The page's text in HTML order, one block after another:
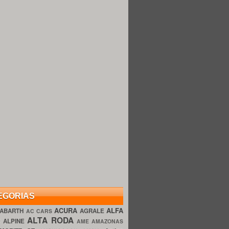
ABARTH AC CARS ACURA AGRALE ALFA
ALPINEALTA RODA AME AMAZONAS